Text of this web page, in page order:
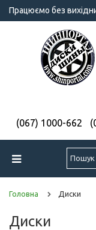
Працюємо без
(067) 1000-662
Головна Диски
Диски